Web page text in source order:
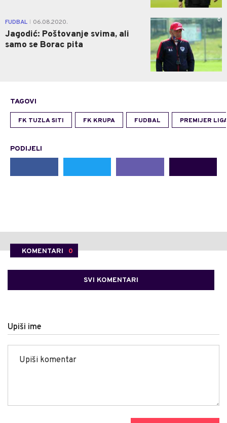
FUDBAL 06.08.2020.
Jagodić: Poštovanje svima, ali
samo se Borac pita
0
TAGOVI
FK TUZLA SITI FK KRUPA FUDBAL PREMIJER
PODIJELI
KOMENTARI 0
SVI KOMENTARI
Upiši ime